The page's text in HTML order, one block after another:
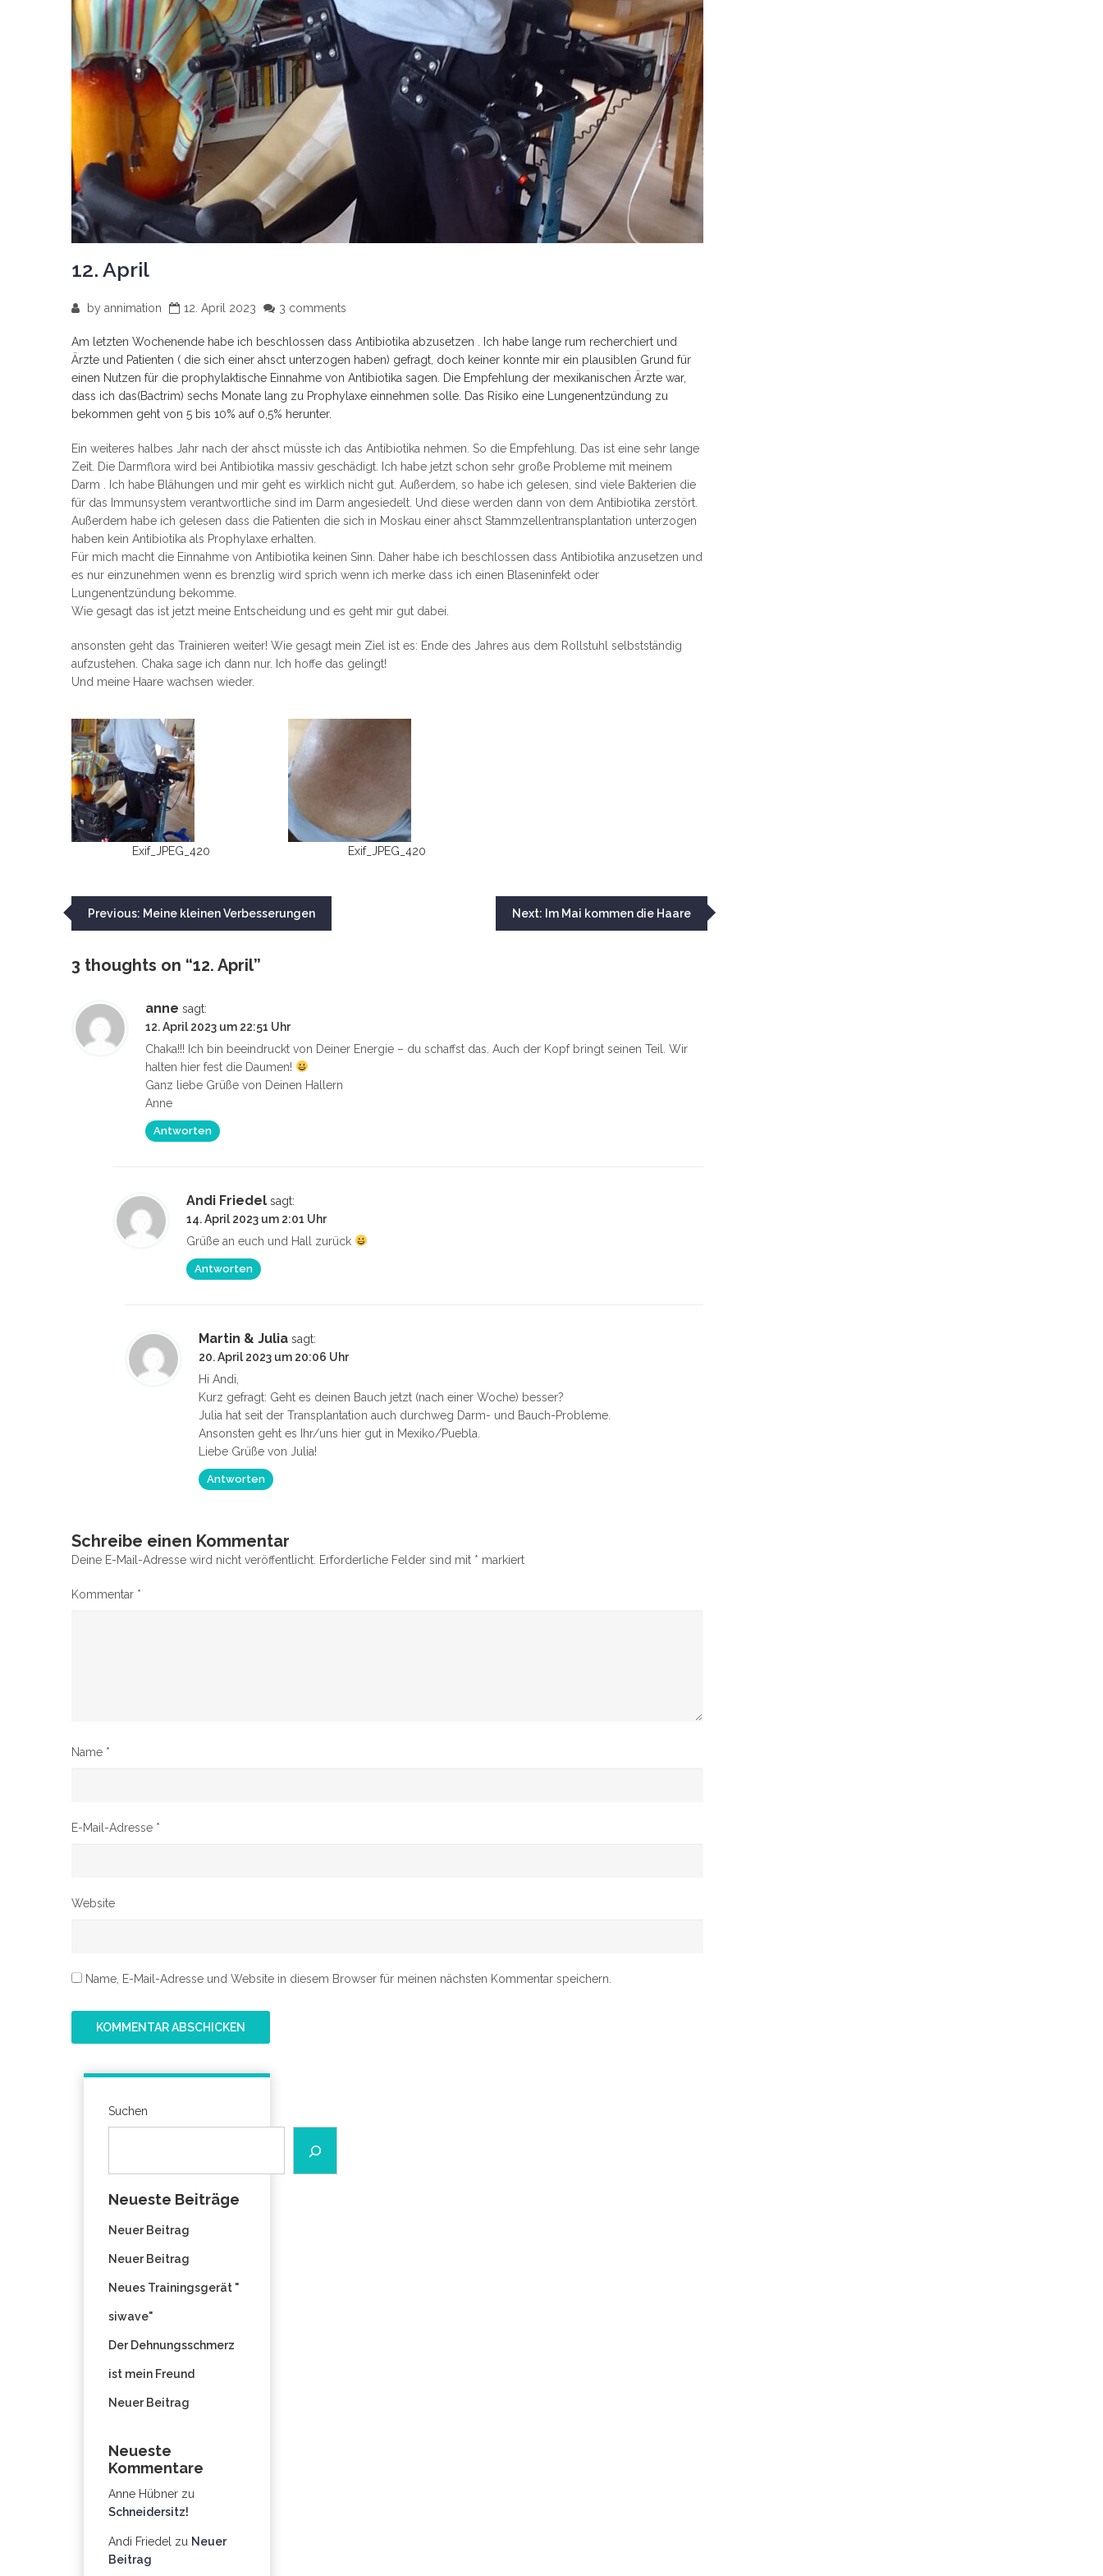
12. April
by annimation 12. April 2023 3 comments
Am letzten Wochenende habe ich beschlossen dass Antibiotika abzusetzen . Ich habe lange rum recherchiert und
Ärzte und Patienten ( die sich einer ahsct unterzogen haben) gefragt, doch keiner konnte mir ein plausiblen Grund für
einen Nutzen für die prophylaktische Einnahme von Antibiotika sagen. Die Empfehlung der mexikanischen Ärzte war,
dass ich das(Bactrim) sechs Monate lang zu Prophylaxe einnehmen solle. Das Risiko eine Lungenentzündung zu
bekommen geht von 5 bis 10% auf 0,5% herunter.
Ein weiteres halbes Jahr nach der ahsct müsste ich das Antibiotika nehmen. So die Empfehlung. Das ist eine sehr lange
Zeit. Die Darmflora wird bei Antibiotika massiv geschädigt. Ich habe jetzt schon sehr große Probleme mit meinem
Darm . Ich habe Blähungen und mir geht es wirklich nicht gut. Außerdem, so habe ich gelesen, sind viele Bakterien die
für das Immunsystem verantwortliche sind im Darm angesiedelt. Und diese werden dann von dem Antibiotika zerstört.
Außerdem habe ich gelesen dass die Patienten die sich in Moskau einer ahsct Stammzellentransplantation unterzogen
haben kein Antibiotika als Prophylaxe erhalten.
Für mich macht die Einnahme von Antibiotika keinen Sinn. Daher habe ich beschlossen dass Antibiotika anzusetzen und
es nur einzunehmen wenn es brenzlig wird sprich wenn ich merke dass ich einen Blaseninfekt oder
Lungenentzündung bekomme.
Wie gesagt das ist jetzt meine Entscheidung und es geht mir gut dabei.
ansonsten geht das Trainieren weiter! Wie gesagt mein Ziel ist es: Ende des Jahres aus dem Rollstuhl selbstständig
aufzustehen. Chaka sage ich dann nur. Ich hoffe das gelingt!
Und meine Haare wachsen wieder.
Exif_JPEG_420 Exif_JPEG_420
Beitragsnavigation
Previous: Meine kleinen Verbesserungen Next: Im Mai kommen die Haare
3 thoughts on “12. April”
anne sagt:
12. April 2023 um 22:51 Uhr
Chaka!!! Ich bin beeindruckt von Deiner Energie – du schaffst das. Auch der Kopf bringt seinen Teil. Wir
halten hier fest die Daumen!
Ganz liebe Grüße von Deinen Hallern
Anne
Antworten
Andi Friedel sagt:
14. April 2023 um 2:01 Uhr
Grüße an euch und Hall zurück
Antworten
Martin & Julia sagt:
20. April 2023 um 20:06 Uhr
Hi Andi,
Kurz gefragt: Geht es deinen Bauch jetzt (nach einer Woche) besser?
Julia hat seit der Transplantation auch durchweg Darm- und Bauch-Probleme.
Ansonsten geht es Ihr/uns hier gut in Mexiko/Puebla.
Liebe Grüße von Julia!
Antworten
Schreibe einen Kommentar
Deine E-Mail-Adresse wird nicht veröffentlicht. Erforderliche Felder sind mit * markiert
Kommentar *
Name *
E-Mail-Adresse *
Website
Name, E-Mail-Adresse und Website in diesem Browser für meinen nächsten Kommentar speichern.
Suchen
Neueste Beiträge
Neuer Beitrag
Neuer Beitrag
Neues Trainingsgerät "
siwave"
Der Dehnungsschmerz
ist mein Freund
Neuer Beitrag
Neueste
Kommentare
Anne Hübner zu
Schneidersitz!
Andi Friedel zu Neuer
Beitrag